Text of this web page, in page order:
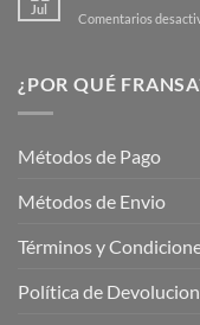
Jul
Comentarios
¿POR QUÉ
Métodos de Pago
Métodos de Envio
Términos y
Política de